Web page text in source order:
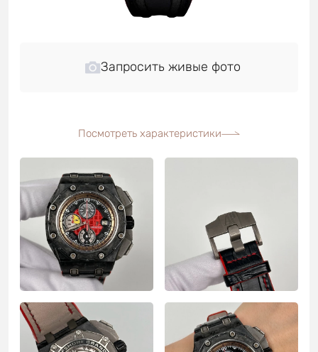
Запросить живые фото
Посмотреть характеристики